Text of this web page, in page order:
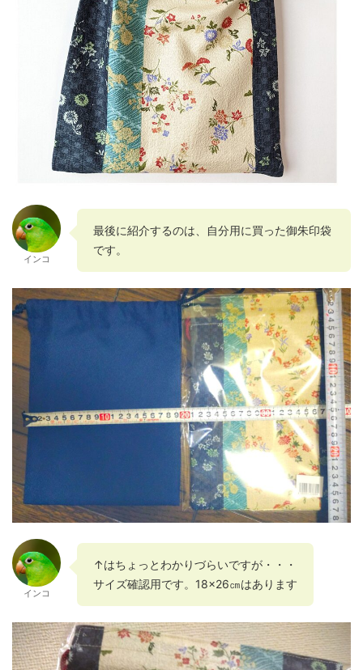
インコ
最後に紹介するのは、自分用に買った御朱印袋
です。
インコ
↑はちょっとわかりづらいですが・・・
サイズ確認用です。18×26㎝はあります